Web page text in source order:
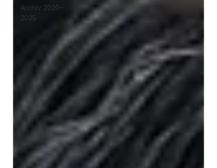
Archiv 2020–
2025